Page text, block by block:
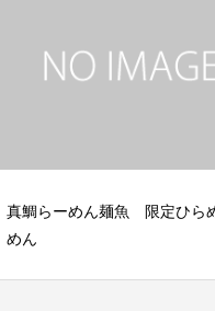
真鯛らーめん麺魚 限定ひら
めん